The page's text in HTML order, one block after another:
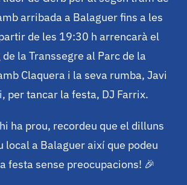
arribada a Balaguer fins a les
de les 19:30 h arrencarà el
la Transsegre al Parc de la
Claquera i la seva rumba, Javi
per tancar la festa, DJ Farrix.
ha prou, recordeu que el dilluns
local a Balaguer així que podeu
festa sense preocupacions! 🎉